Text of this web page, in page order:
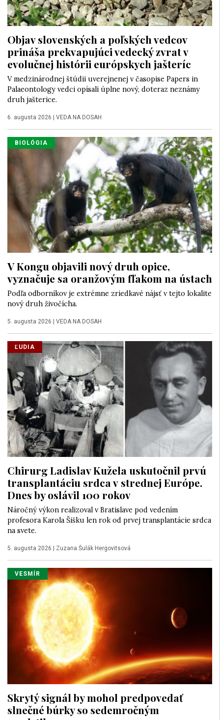
Objav slovenských a poľských vedcov
prináša prekvapujúci vedecký zvrat v
evolučnej histórii európskych jašteríc
V medzinárodnej štúdii uverejnenej v časopise Papers in
Palaeontology vedci opísali úplne nový, doteraz neznámy
druh jašterice.
6. augusta 2026 | VEDA NA DOSAH
BIOLÓGIA
V Kongu objavili nový druh opice,
vyznačuje sa oranžovým fľakom na ústach
Podľa odborníkov je extrémne zriedkavé nájsť v tejto lokalite
nový druh živočícha.
5. augusta 2026 VEDA NA DOSAH
ĽUDIA
Chirurg Ladislav Kužela uskutočnil prvú
transplantáciu srdca v strednej Európe.
Dnes by oslávil 100 rokov
Náročný výkon realizoval v Bratislave pod vedením
profesora Karola Šišku len rok od prvej transplantácie srdca
na svete.
5. augusta 2026 Zuzana Šulák Hergovitsová
VESMÍR
Skrytý signál by mohol predpovedať
slnečné búrky so sedemročným